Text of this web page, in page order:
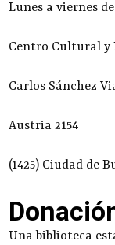
Lunes a viernes de
Centro Cultural y
Carlos Sánchez
Austria 2154
(1425) Ciudad de
Una biblioteca